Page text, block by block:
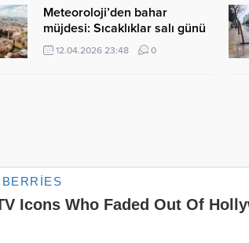
Meteoroloji’den bahar
müjdesi: Sıcaklıklar salı günü
yükselişe geçiyor
12.04.2026 23:48 0